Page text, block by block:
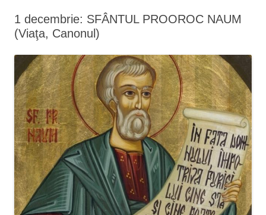
1 decembrie: SFÂNTUL PROOROC NAUM
(Viaţa, Canonul)